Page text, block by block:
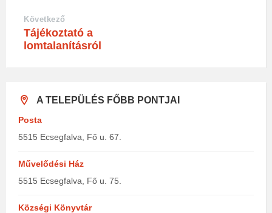
Következő
Tájékoztató a
lomtalanításról
A TELEPÜLÉS FŐBB PONTJAI
Posta
5515 Ecsegfalva, Fő u. 67.
Művelődési Ház
5515 Ecsegfalva, Fő u. 75.
Községi Könyvtár